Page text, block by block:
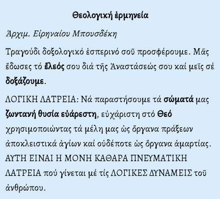
Θεολογική ἑρμηνεία
Ἀρχιμ. Εἰρηναίου Μπουσδέκη
Τραγούδι δοξολογικό ἑσπερινό σοῦ προσφέρουμε. Μᾶς
ἔδωσες τό ἔλεόςσου διά τῆς Ἀναστάσεώς σου καί μεῖς σέ
δοξάζουμε.
ΛΟΓΙΚΗ ΛΑΤΡΕΙΑ: Νά παραστήσουμε τάσώματάμας
ζωντανή θυσίαεὐάρεστη, εὐχάριστη στό Θεό
χρησιμοποιώντας τά μέλη μας ὡς ὄργανα πράξεων
ἀποκλειστικά ἁγίων καί οὐδέποτε ὡς ὄργανα ἁμαρτίας.
ΑΥΤΗ ΕΙΝΑΙ Η ΜΟΝΗ ΚΑΘΑΡΑ ΠΝΕΥΜΑΤΙΚΗ
ΛΑΤΡΕΙΑ πού γίνεται μέ τίς ΛΟΓΙΚΕΣ ΔΥΝΑΜΕΙΣ τοῦ
ἀνθρώπου.